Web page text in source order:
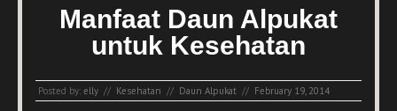
Manfaat Daun Alpukat
untuk Kesehatan
Posted by: elly // Kesehatan // Daun Alpukat // February 19, 2014